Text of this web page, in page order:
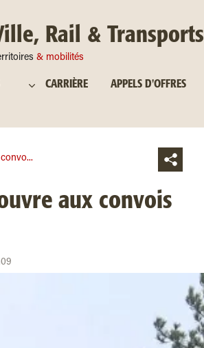
Rail & Transports
& mobilités
CARRIÈRE APPELS D'OFFRES
aux convois